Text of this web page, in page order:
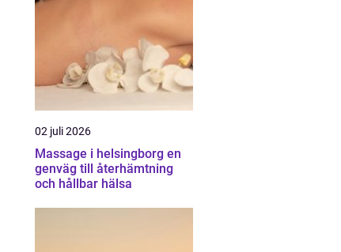
02 juli 2026
Massage i helsingborg en
genväg till återhämtning
och hållbar hälsa